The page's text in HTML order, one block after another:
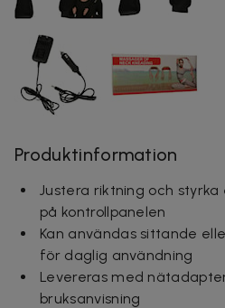
Produktinformation
Justera riktning och
på kontrollpanelen
Kan användas sittande
för daglig användning
Levereras med
bruksanvisning